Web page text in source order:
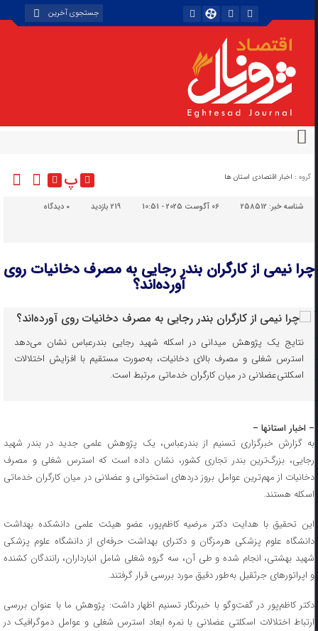
گروه : اخبار اقتصادی استان ها پ
شناسه خبر:258512 06 آگوست 2025 - 10:51 219 بازدید دیدگاه
چرا نیمی از کارگران بندر رجایی به مصرف دخانیات روی
آورده‌اند؟
نتایج یک پژوهش میدانی در اسکله شهید رجایی بندرعباس نشان می‌دهد
استرس شغلی و مصرف بالای دخانیات، به‌صورت مستقیم با افزایش اختلالات
اسکلتی‌عضلانی در میان کارگران خدماتی مرتبط است.
– اخبار استانها –
به گزارش خبرگزاری تسنیم از بندرعباس، یک پژوهش علمی جدید در بندر شهید
رجایی، بزرگ‌ترین بندر تجاری کشور، نشان داده است که استرس شغلی و مصرف
دخانیات از مهم‌ترین عوامل بروز دردهای استخوانی و عضلانی در میان کارگران خدماتی
اسکله هستند.
این تحقیق با هدایت دکتر مرضیه کاظم‌پور، عضو هیئت علمی دانشکده بهداشت
دانشگاه علوم پزشکی هرمزگان و دکترای بهداشت حرفه‌ای از دانشگاه علوم پزشکی
شهید بهشتی، انجام شده و طی آن، سه گروه شغلی شامل انبارداران، رانندگان کشنده
و اپراتورهای جرثقیل به‌طور دقیق مورد بررسی قرار گرفتند.
دکتر کاظم‌پور در گفت‌وگو با خبرنگار تسنیم اظهار داشت: پژوهش ما با عنوان بررسی
ارتباط اختلالات اسکلتی عضلانی با نمره ابعاد استرس شغلی و عوامل دموگرافیک در